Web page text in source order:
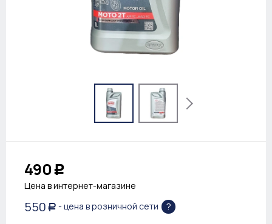
490 Р
Цена в интернет-магазине
550 Р - цена в розничной сети ?